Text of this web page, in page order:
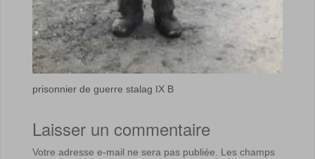
prisonnier de guerre stalag IX B
Laisser un commentaire
Votre adresse e-mail ne sera pas publiée.
Les champs